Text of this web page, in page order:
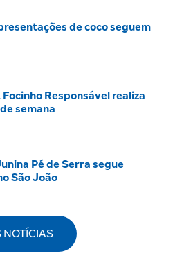
de coco seguem
Responsável realiza
semana
Pé de Serra segue
São João
NOTÍCIAS